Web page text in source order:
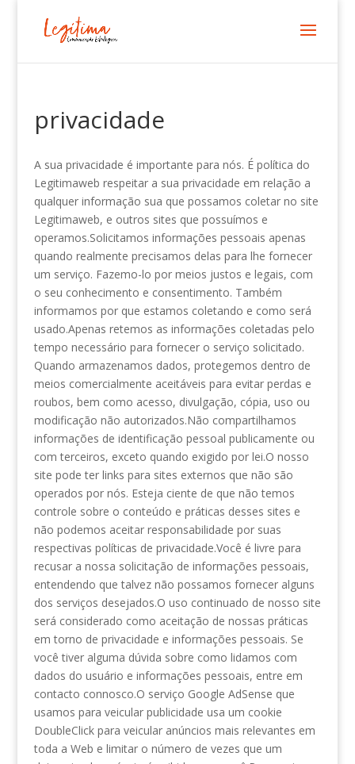
privacidade
A sua privacidade é importante para nós. É política do
Legitimaweb respeitar a sua privacidade em relação a
qualquer informação sua que possamos coletar no site
Legitimaweb, e outros sites que possuímos e
operamos.Solicitamos informações pessoais apenas
quando realmente precisamos delas para lhe fornecer
um serviço. Fazemo-lo por meios justos e legais, com
o seu conhecimento e consentimento. Também
informamos por que estamos coletando e como será
usado.Apenas retemos as informações coletadas pelo
tempo necessário para fornecer o serviço solicitado.
Quando armazenamos dados, protegemos dentro de
meios comercialmente aceitáveis ​​para evitar perdas e
roubos, bem como acesso, divulgação, cópia, uso ou
modificação não autorizados.Não compartilhamos
informações de identificação pessoal publicamente ou
com terceiros, exceto quando exigido por lei.O nosso
site pode ter links para sites externos que não são
operados por nós. Esteja ciente de que não temos
controle sobre o conteúdo e práticas desses sites e
não podemos aceitar responsabilidade por suas
respectivas políticas de privacidade.Você é livre para
recusar a nossa solicitação de informações pessoais,
entendendo que talvez não possamos fornecer alguns
dos serviços desejados.O uso continuado de nosso site
será considerado como aceitação de nossas práticas
em torno de privacidade e informações pessoais. Se
você tiver alguma dúvida sobre como lidamos com
dados do usuário e informações pessoais, entre em
contacto connosco.O serviço Google AdSense que
usamos para veicular publicidade usa um cookie
DoubleClick para veicular anúncios mais relevantes em
toda a Web e limitar o número de vezes que um